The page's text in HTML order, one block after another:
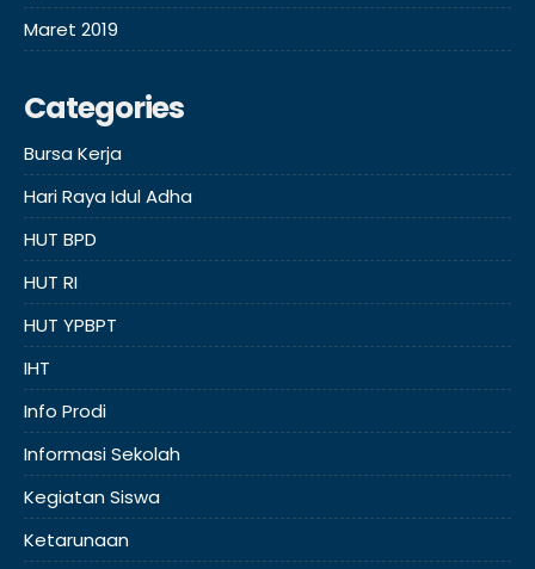
Maret 2019
Categories
Bursa Kerja
Hari Raya Idul Adha
HUT BPD
HUT RI
HUT YPBPT
IHT
Info Prodi
Informasi Sekolah
Kegiatan Siswa
Ketarunaan